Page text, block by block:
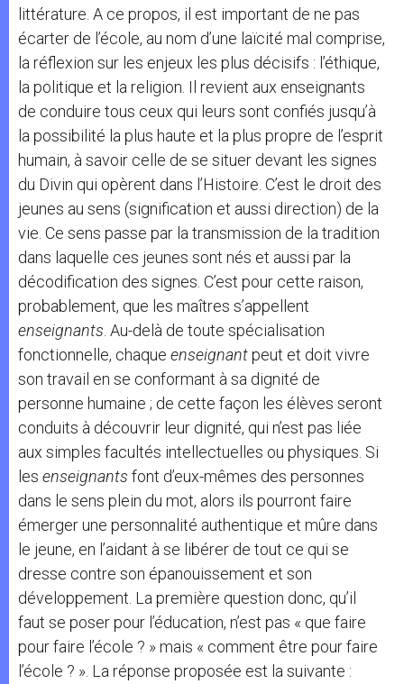
littérature. A ce propos, il est important de ne pas
écarter de l’école, au nom d’une laïcité mal comprise,
la réflexion sur les enjeux les plus décisifs : l’éthique,
la politique et la religion. Il revient aux enseignants
de conduire tous ceux qui leurs sont confiés jusqu’à
la possibilité la plus haute et la plus propre de l’esprit
humain, à savoir celle de se situer devant les signes
du Divin qui opèrent dans l’Histoire. C’est le droit des
jeunes au sens (signification et aussi direction) de la
vie. Ce sens passe par la transmission de la tradition
dans laquelle ces jeunes sont nés et aussi par la
décodification des signes. C’est pour cette raison,
probablement, que les maîtres s’appellent
enseignants . Au-delà de toute spécialisation
fonctionnelle, chaque enseignantpeut et doit vivre
son travail en se conformant à sa dignité de
personne humaine ; de cette façon les élèves seront
conduits à découvrir leur dignité, qui n’est pas liée
aux simples facultés intellectuelles ou physiques. Si
les enseignants font d’eux-mêmes des personnes
dans le sens plein du mot, alors ils pourront faire
émerger une personnalité authentique et mûre dans
le jeune, en l’aidant à se libérer de tout ce qui se
dresse contre son épanouissement et son
développement. La première question donc, qu’il
faut se poser pour l’éducation, n’est pas « que faire
pour faire l’école ? » mais « comment être pour faire
l’école ? ». La réponse proposée est la suivante :